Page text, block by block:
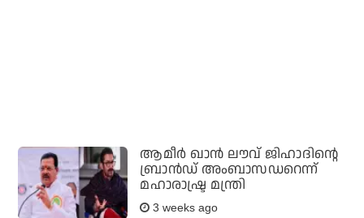
ആമീര്‍ ഖാന്‍ ലൗവ് ജിഹാദിന്റെ
ബ്രാന്‍ഡ് അംബാസഡറെന്ന്
മഹാരാഷ്ട്ര മന്ത്രി
3 weeks ago